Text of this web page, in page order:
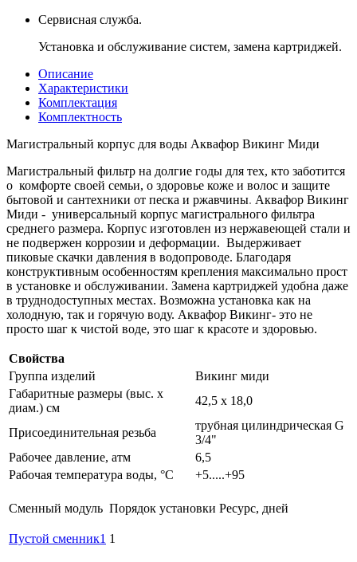
Сервисная служба.
Установка и обслуживание систем, замена картриджей.
Описание
Характеристики
Комплектация
Комплектность
Магистральный корпус для воды Аквафор Викинг Миди
Магистральный фильтр на долгие годы для тех, кто заботится
о комфорте своей семьи, о здоровье коже и волос и защите
бытовой и сантехники от песка и ржавчины. Аквафор Викинг
Миди - универсальный корпус магистрального фильтра
среднего размера. Корпус изготовлен из нержавеющей стали и
не подвержен коррозии и деформации. Выдерживает
пиковые скачки давления в водопроводе. Благодаря
конструктивным особенностям крепления максимально прост
в установке и обслуживании. Замена картриджей удобна даже
в труднодоступных местах. Возможна установка как на
холодную, так и горячую воду. Аквафор Викинг- это не
просто шаг к чистой воде, это шаг к красоте и здоровью.
Свойства
Группа изделий
Викинг миди
Габаритные размеры (выс. х
диам.) см
42,5 х 18,0
Присоединительная резьба
трубная цилиндрическая G
3/4"
Рабочее давление, атм
6,5
Рабочая температура воды, °C
+5.....+95
Сменный модуль Порядок установки Ресурс, дней
Пустой сменник1 1